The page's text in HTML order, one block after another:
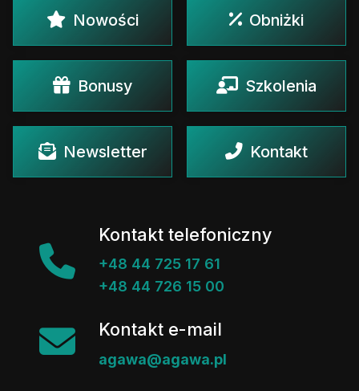
Nowości Obniżki
Bonusy Szkolenia
Newsletter Kontakt
Kontakt telefoniczny
+48 44 725 17 61
+48 44 726 15 00
Kontakt e-mail
agawa@agawa.pl